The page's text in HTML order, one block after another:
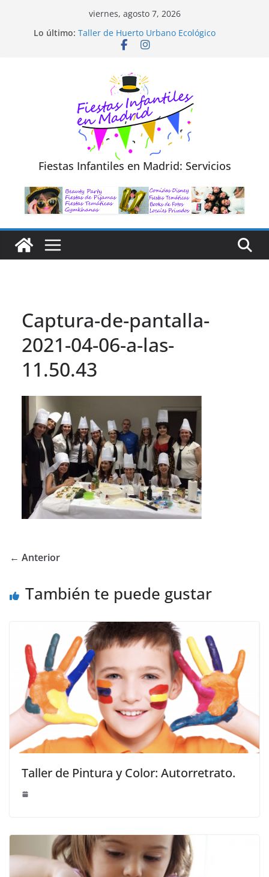
viernes, agosto 7, 2026
Lo último: Taller de Huerto Urbano Ecológico
TALLER FOTOGRAFÍA LA NATURALEZA
Trivial Virtual para niños
Fiestas Infantiles en Madrid: Servicios
Captura-de-pantalla-
2021-04-06-a-las-
11.50.43
← Anterior
También te puede gustar
Taller de Pintura y Color: Autorretrato.